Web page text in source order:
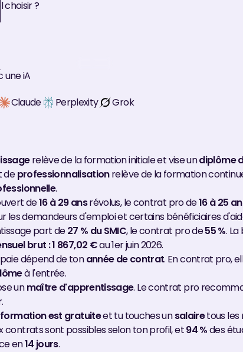
Announcement Banner
choisir ?
une iA
Claude Perplexity Grok
relève de la formation initiale et vise undiplôme
deprofessionnalisationrelève de la formation
.
de16 à 29 ansrévolus, le contrat pro de16 à 25
les demandeurs d'emploi et certains bénéficiaires
part de27 % du SMIC, le contrat pro de55 %.
brut : 1 867,02 €au 1er juin 2026.
dépend de tonannée de contrat. En contrat pro,
à l'entrée.
unmaître d'apprentissage. Le contrat pro
formation est gratuiteet tu touches unsalairetous les
contrats sont possibles selon ton profil, et94 %des
en14 jours.